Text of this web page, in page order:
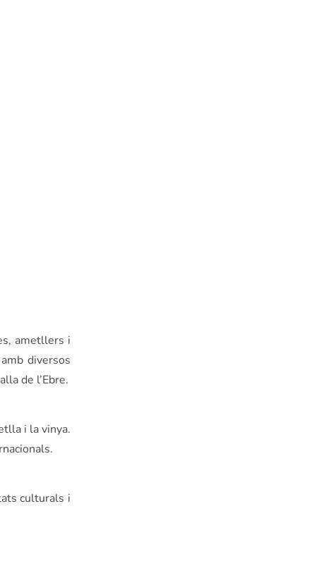
ametllers i
diversos
de l’Ebre.
i la vinya.
culturals i